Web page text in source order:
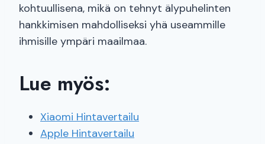
kohtuullisena, mikä on tehnyt älypuhelinten
hankkimisen mahdolliseksi yhä useammille
ihmisille ympäri maailmaa.
Lue myös:
Xiaomi Hintavertailu
Apple Hintavertailu